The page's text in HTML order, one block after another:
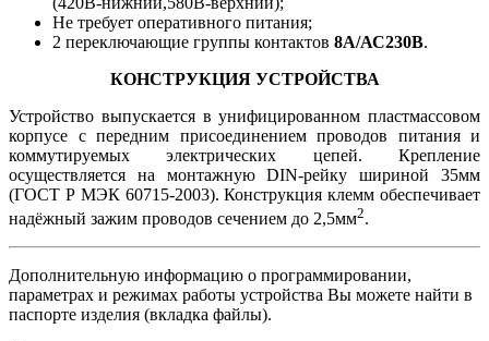
Не требует оперативного питания;
2 переключающие группы контактов 8А/АС230В.
КОНСТРУКЦИЯ УСТРОЙСТВА
Устройство выпускается в унифицированном пластмассовом
корпусе с передним присоединением проводов питания и
коммутируемых электрических цепей. Крепление
осуществляется на монтажную DIN-рейку шириной 35мм
(ГОСТ Р МЭК 60715-2003). Конструкция клемм обеспечивает
надёжный зажим проводов сечением до 2,5мм2.
Дополнительную информацию о программировании,
параметрах и режимах работы устройства Вы можете найти в
паспорте изделия (вкладка файлы).